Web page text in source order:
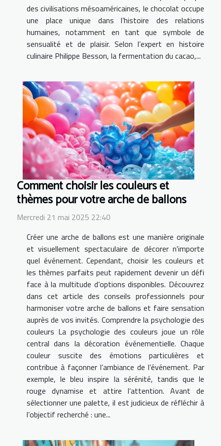
des civilisations mésoaméricaines, le chocolat occupe
une place unique dans l’histoire des relations
humaines, notamment en tant que symbole de
sensualité et de plaisir. Selon l’expert en histoire
culinaire Philippe Besson, la fermentation du cacao,...
Comment choisir les couleurs et
thèmes pour votre arche de ballons
Mercredi 21 mai 2025 22:40
Créer une arche de ballons est une manière originale
et visuellement spectaculaire de décorer n'importe
quel événement. Cependant, choisir les couleurs et
les thèmes parfaits peut rapidement devenir un défi
face à la multitude d’options disponibles. Découvrez
dans cet article des conseils professionnels pour
harmoniser votre arche de ballons et faire sensation
auprès de vos invités. Comprendre la psychologie des
couleurs La psychologie des couleurs joue un rôle
central dans la décoration événementielle. Chaque
couleur suscite des émotions particulières et
contribue à façonner l’ambiance de l’événement. Par
exemple, le bleu inspire la sérénité, tandis que le
rouge dynamise et attire l’attention. Avant de
sélectionner une palette, il est judicieux de réfléchir à
l’objectif recherché : une...